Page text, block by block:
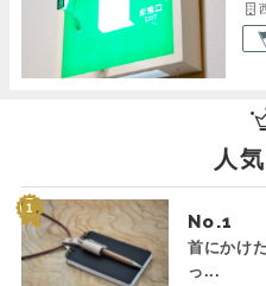
人
No.
首にかけ
っ...